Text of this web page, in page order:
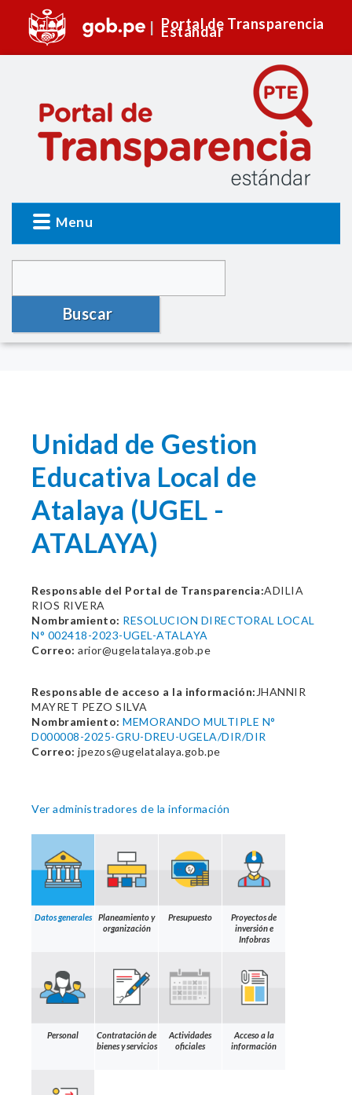
Portal de Transparencia
Estándar
Menu
Buscar
Unidad de Gestion
Educativa Local de
Atalaya (UGEL -
ATALAYA)
Responsable del Portal de Transparencia:ADILIA
RIOS RIVERA
Nombramiento: RESOLUCION DIRECTORAL LOCAL
N° 002418-2023-UGEL-ATALAYA
Correo: arior@ugelatalaya.gob.pe
Responsable de acceso a la información: JHANNIR
MAYRET PEZO SILVA
Nombramiento: MEMORANDO MULTIPLE N°
D000008-2025-GRU-DREU-UGELA/DIR/DIR
Correo: jpezos@ugelatalaya.gob.pe
Ver administradores de la información
Datos generales
Planeamiento y
organización
Presupuesto
Proyectos de
inversión e
Infobras
Personal
Contratación de
bienes y servicios
Actividades
oficiales
Acceso a la
información